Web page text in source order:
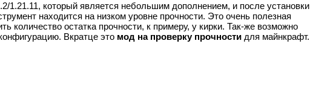
1.21.11, который является небольшим дополнением, и после установки
находится на низком уровне прочности. Это очень полезная
количество остатка прочности, к примеру, у кирки. Так-же возможно
Вкратце это мод на проверку прочности для майнкрафт.